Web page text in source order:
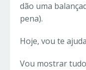
dão uma
pena).
Hoje, vou te
Vou mostrar